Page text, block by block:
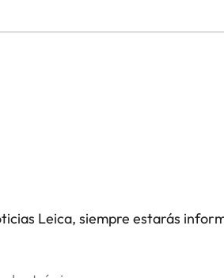
Leica, siempre estarás